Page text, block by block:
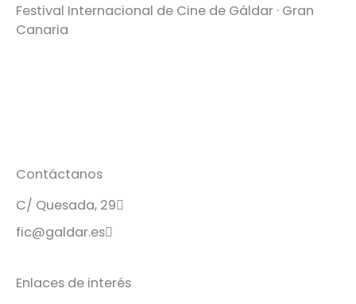
Festival Internacional de Cine de Gáldar · Gran
Canaria
Contáctanos
C/ Quesada, 29
fic@galdar.es
Enlaces de interés